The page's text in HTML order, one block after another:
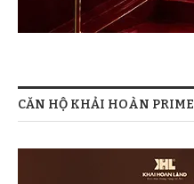
CĂN HỘ KHẢI HOÀN PRIME